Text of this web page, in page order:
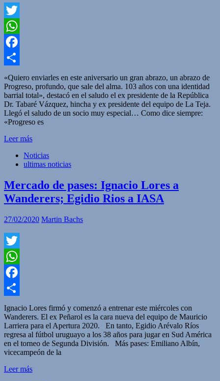
Twitter
WhatsApp
Facebook
Compartir
«Quiero enviarles en este aniversario un gran abrazo, un abrazo de
Progreso, profundo, que sale del alma. 103 años con una identidad
barrial total», destacó en el saludo el ex presidente de la República
Dr. Tabaré Vázquez, hincha y ex presidente del equipo de La Teja.
Llegó el saludo de un socio muy especial… Como dice siempre:
«Progreso es
Leer más
Noticias
ultimas noticias
Mercado de pases: Ignacio Lores a
Wanderers; Egidio Rios a IASA
27/02/2020 Martin Bachs
Twitter
WhatsApp
Facebook
Compartir
Ignacio Lores firmó y comenzó a entrenar este miércoles con
Wanderers. El ex Peñarol es la cara nueva del equipo de Mauricio
Larriera para el Apertura 2020. En tanto, Egidio Arévalo Ríos
regresa al fútbol uruguayo a los 38 años para jugar en Sud América
en el torneo de Segunda División. Más pases: Emiliano Albín,
vicecampeón de la
Leer más